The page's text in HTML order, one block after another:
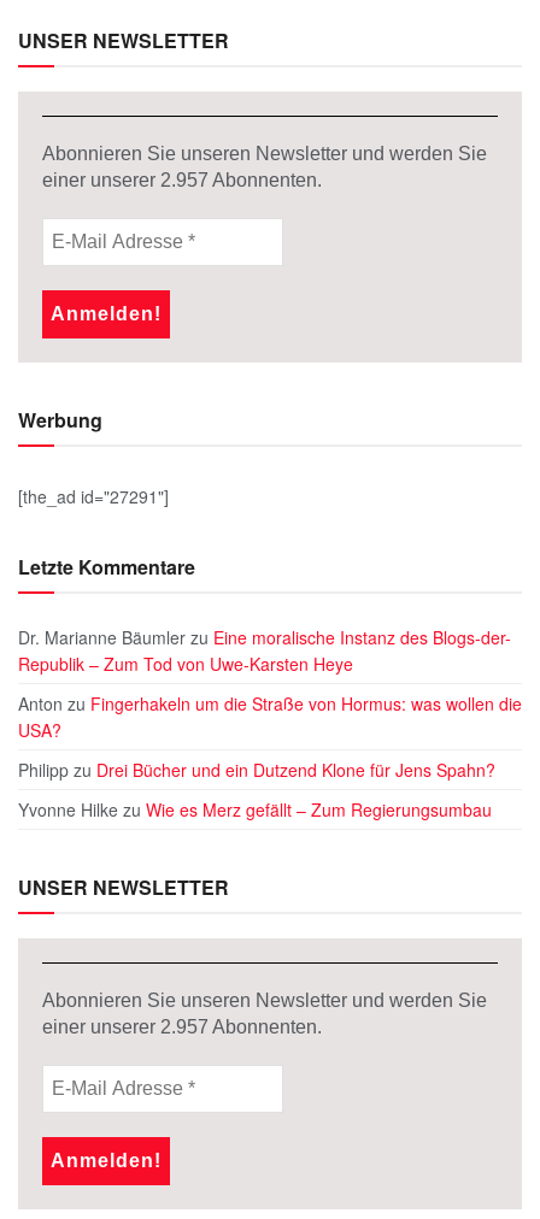
UNSER NEWSLETTER
Abonnieren Sie unseren Newsletter und werden Sie
einer unserer 2.957 Abonnenten.
Werbung
[the_ad id="27291"]
Letzte Kommentare
Dr. Marianne Bäumler zu Eine moralische Instanz des Blogs-der-
Republik – Zum Tod von Uwe-Karsten Heye
Anton zu Fingerhakeln um die Straße von Hormus: was wollen die
USA?
Philipp zu Drei Bücher und ein Dutzend Klone für Jens Spahn?
Yvonne Hilke zu Wie es Merz gefällt – Zum Regierungsumbau
UNSER NEWSLETTER
Abonnieren Sie unseren Newsletter und werden Sie
einer unserer 2.957 Abonnenten.